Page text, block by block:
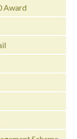
Award